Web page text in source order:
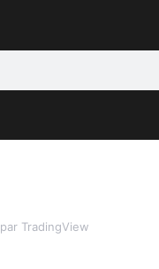
par TradingView